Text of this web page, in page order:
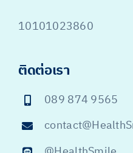
10101023860
ติดต่อเรา
089 874 9565